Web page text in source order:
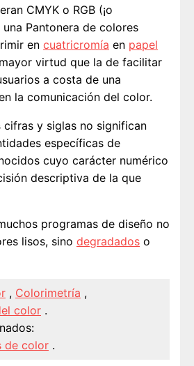
CMYK o RGB (¡o
Pantonera de colores
en cuatricromía en papel
virtud que la de facilitar
a costa de una
la comunicación del color.
cifras y siglas no significan
específicas de
cuyo carácter numérico
descriptiva de la que
programas de diseño no
lisos, sino degradados o
, Colorimetría ,
color .
de color .